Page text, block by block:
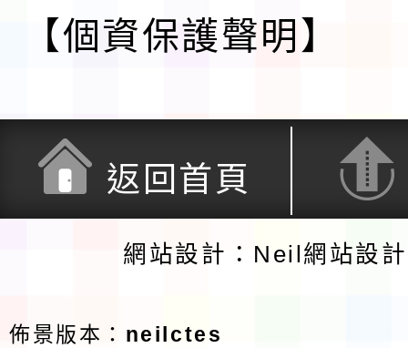
【個資保護聲明】
返回首頁
網站設計：Neil網站設
佈景版本： neilctes